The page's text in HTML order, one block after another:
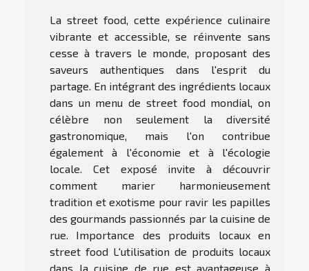
La street food, cette expérience culinaire
vibrante et accessible, se réinvente sans
cesse à travers le monde, proposant des
saveurs authentiques dans l'esprit du
partage. En intégrant des ingrédients locaux
dans un menu de street food mondial, on
célèbre non seulement la diversité
gastronomique, mais l'on contribue
également à l'économie et à l'écologie
locale. Cet exposé invite à découvrir
comment marier harmonieusement
tradition et exotisme pour ravir les papilles
des gourmands passionnés par la cuisine de
rue. Importance des produits locaux en
street food L'utilisation de produits locaux
dans la cuisine de rue est avantageuse à